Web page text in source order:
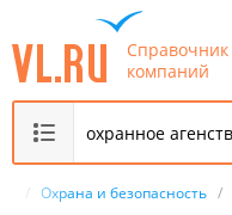
Справочник
компаний
Охрана и безопасность /